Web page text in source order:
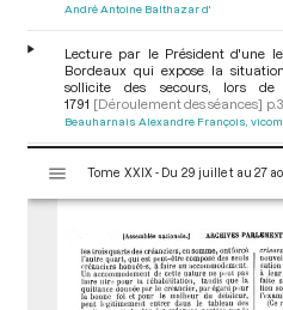
André Antoine Balthazar d'
Lecture par le Président d'une
Bordeaux qui expose la
sollicite des secours, lors
1791 [Déroulement des séances]
Beauharnais Alexandre François,
Motion de M. Nairac
extraordinaires de Bordeaux
expliquer la situation dans la ville,
Nairac Pierre Paul
Renvoi au comité diplomatique
l'intérieur et du bailli de Virieu,
s
Tome XXIX - Du 29 juillet au 27